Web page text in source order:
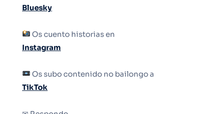
Bluesky
Os cuento historias en
Instagram
Os subo contenido no bailongo a
TikTok